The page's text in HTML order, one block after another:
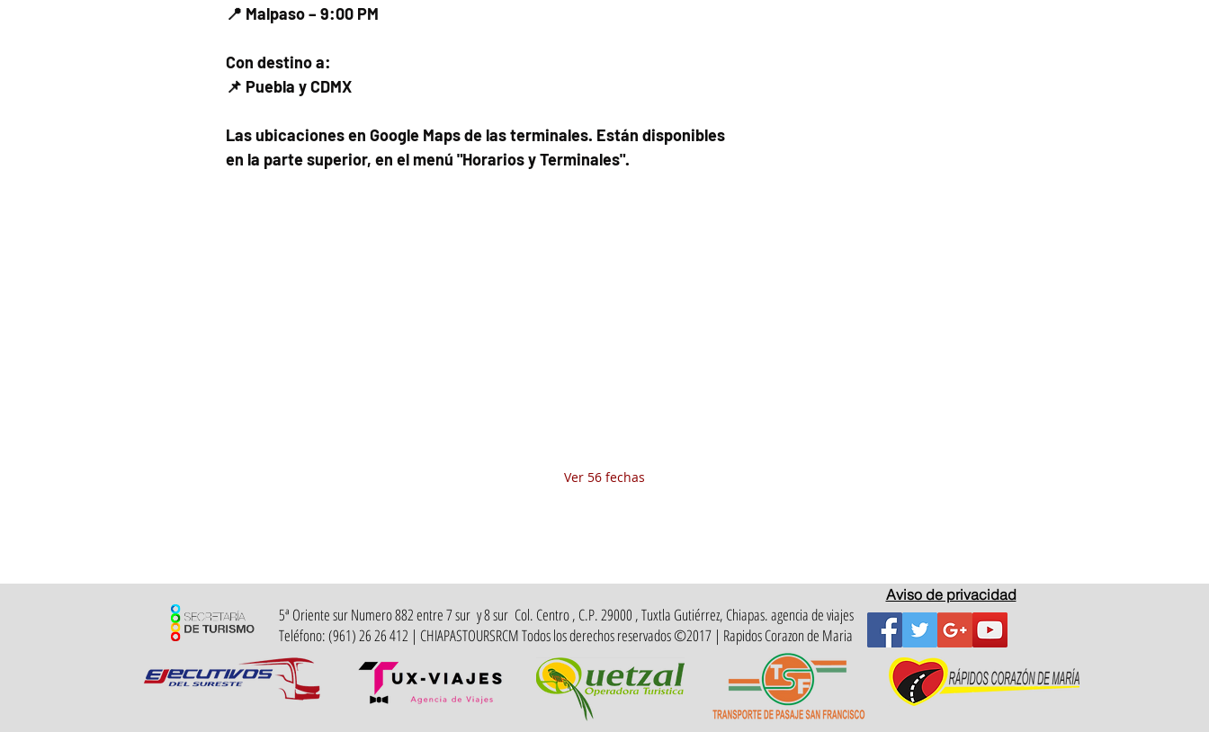
📍 Malpaso – 9:00 PM
Con destino a:
📌 Puebla y CDMX
Las ubicaciones en Google Maps de las terminales. Están disponibles
en la parte superior, en el menú "Horarios y Terminales".
Ver 56 fechas
5ª Oriente sur Numero 882 entre 7 sur y 8 sur Col. Centro , C.P. 29000 , Tuxtla Gutiérrez, Chiapas. agencia de viajes
Teléfono: (961) 26 26 412 | CHIAPASTOURSRCM Todos los derechos reservados ©2017 | Rapidos Corazon de Maria
Aviso de privacidad